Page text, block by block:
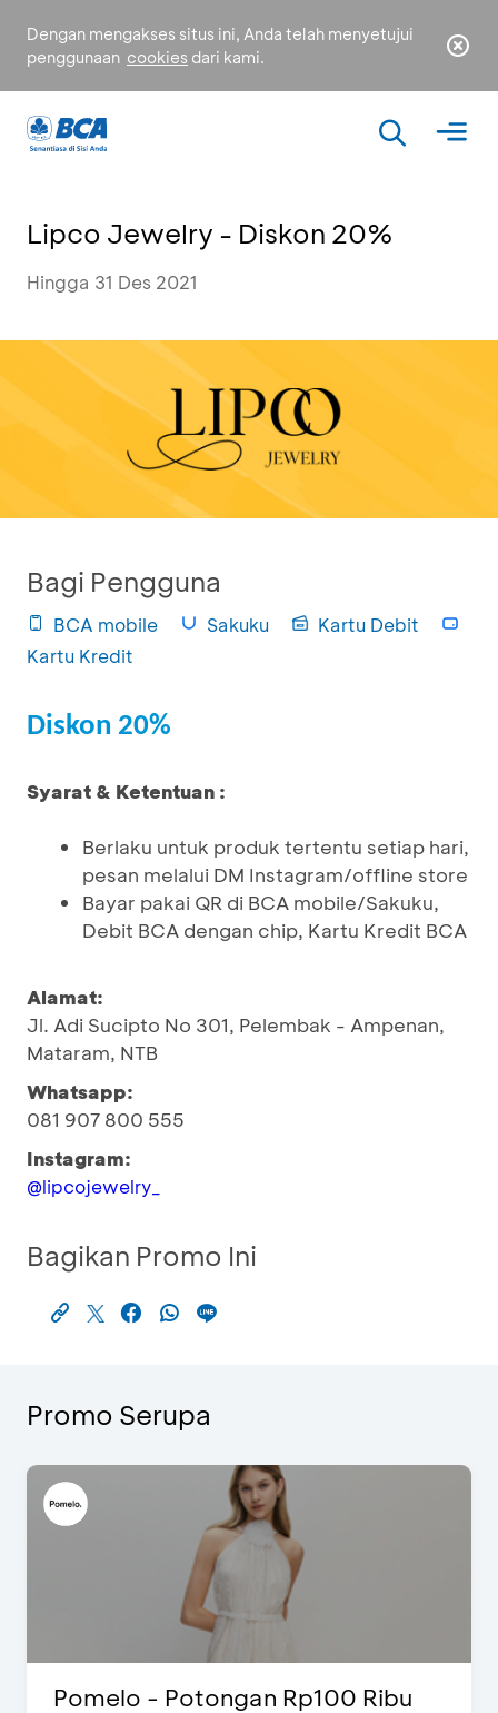
Dengan mengakses situs ini, Anda telah menyetujui
penggunaan cookies dari kami.
Lipco Jewelry - Diskon 20%
Hingga 31 Des 2021
Bagi Pengguna
BCA mobile Sakuku
Kartu Debit
Kartu Kredit
Diskon 20%
Syarat & Ketentuan :
Berlaku untuk produk tertentu setiap hari,
pesan melalui DM Instagram/offline store
Bayar pakai QR di BCA mobile/Sakuku,
Debit BCA dengan chip, Kartu Kredit BCA
Alamat:
Jl. Adi Sucipto No 301, Pelembak - Ampenan,
Mataram, NTB
Whatsapp:
081 907 800 555
Instagram:
@lipcojewelry_
Bagikan Promo Ini
Promo Serupa
Pomelo - Potongan Rp100 Ribu